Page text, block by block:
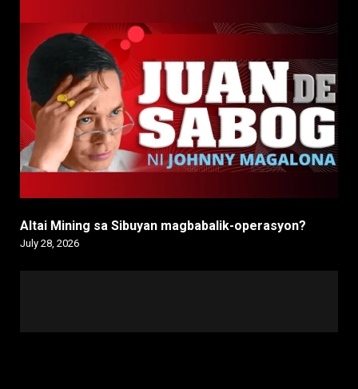
Altai Mining sa Sibuyan magbabalik-operasyon?
July 28, 2026